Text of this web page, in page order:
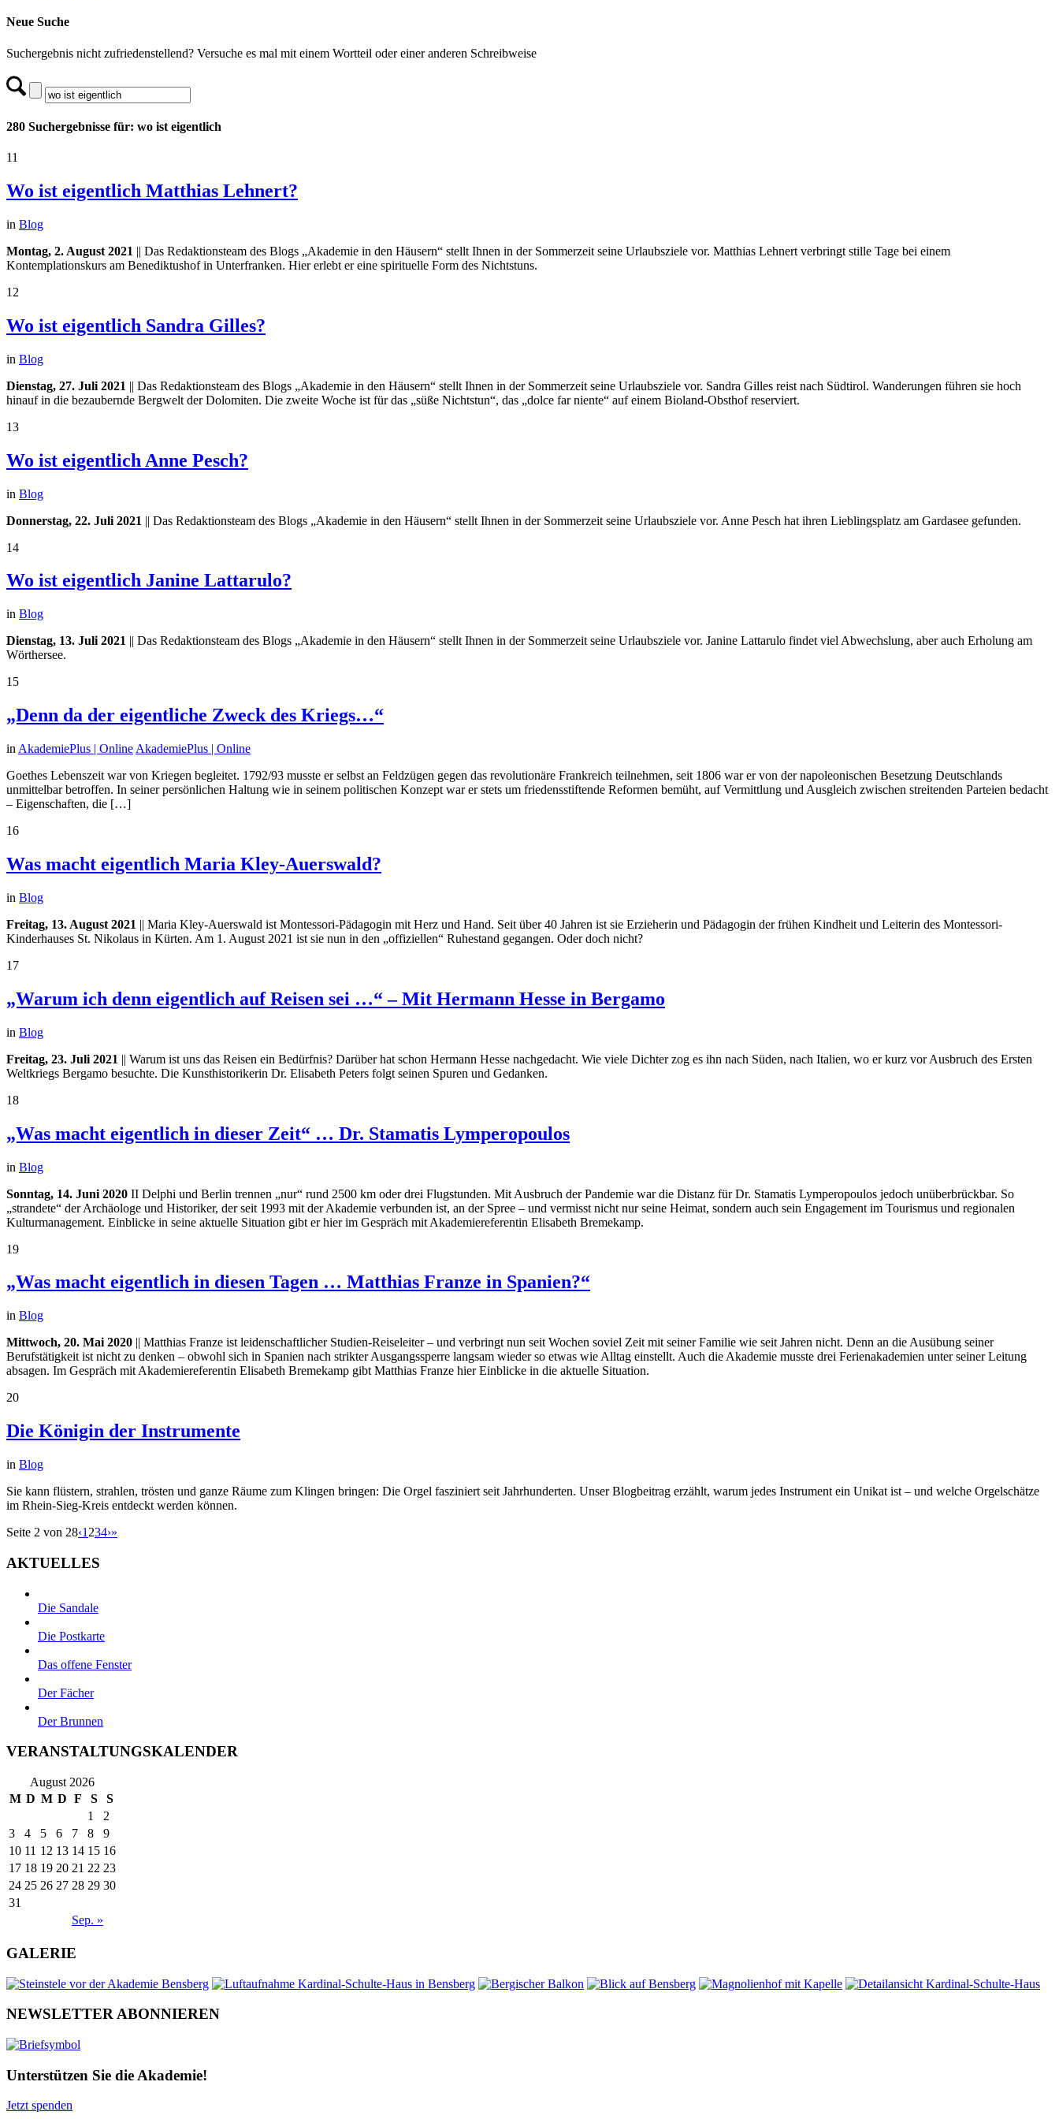
Neue Suche
Suchergebnis nicht zufriedenstellend? Versuche es mal mit einem Wortteil oder einer anderen Schreibweise
280 Suchergebnisse für: wo ist eigentlich
11
Wo ist eigentlich Matthias Lehnert?
in Blog
Montag, 2. August 2021 || Das Redaktionsteam des Blogs „Akademie in den Häusern“ stellt Ihnen in der Sommerzeit seine Urlaubsziele vor. Matthias Lehnert verbringt stille Tage bei einem
Kontemplationskurs am Benediktushof in Unterfranken. Hier erlebt er eine spirituelle Form des Nichtstuns.
12
Wo ist eigentlich Sandra Gilles?
in Blog
Dienstag, 27. Juli 2021 || Das Redaktionsteam des Blogs „Akademie in den Häusern“ stellt Ihnen in der Sommerzeit seine Urlaubsziele vor. Sandra Gilles reist nach Südtirol. Wanderungen führen sie hoch
hinauf in die bezaubernde Bergwelt der Dolomiten. Die zweite Woche ist für das „süße Nichtstun“, das „dolce far niente“ auf einem Bioland-Obsthof reserviert.
13
Wo ist eigentlich Anne Pesch?
in Blog
Donnerstag, 22. Juli 2021 || Das Redaktionsteam des Blogs „Akademie in den Häusern“ stellt Ihnen in der Sommerzeit seine Urlaubsziele vor. Anne Pesch hat ihren Lieblingsplatz am Gardasee gefunden.
14
Wo ist eigentlich Janine Lattarulo?
in Blog
Dienstag, 13. Juli 2021 || Das Redaktionsteam des Blogs „Akademie in den Häusern“ stellt Ihnen in der Sommerzeit seine Urlaubsziele vor. Janine Lattarulo findet viel Abwechslung, aber auch Erholung am
Wörthersee.
15
„Denn da der eigentliche Zweck des Kriegs…“
in AkademiePlus | Online AkademiePlus | Online
Goethes Lebenszeit war von Kriegen begleitet. 1792/93 musste er selbst an Feldzügen gegen das revolutionäre Frankreich teilnehmen, seit 1806 war er von der napoleonischen Besetzung Deutschlands
unmittelbar betroffen. In seiner persönlichen Haltung wie in seinem politischen Konzept war er stets um friedensstiftende Reformen bemüht, auf Vermittlung und Ausgleich zwischen streitenden Parteien bedacht
– Eigenschaften, die […]
16
Was macht eigentlich Maria Kley-Auerswald?
in Blog
Freitag, 13. August 2021 || Maria Kley-Auerswald ist Montessori-Pädagogin mit Herz und Hand. Seit über 40 Jahren ist sie Erzieherin und Pädagogin der frühen Kindheit und Leiterin des Montessori-
Kinderhauses St. Nikolaus in Kürten. Am 1. August 2021 ist sie nun in den „offiziellen“ Ruhestand gegangen. Oder doch nicht?
17
„Warum ich denn eigentlich auf Reisen sei …“ – Mit Hermann Hesse in Bergamo
in Blog
Freitag, 23. Juli 2021 || Warum ist uns das Reisen ein Bedürfnis? Darüber hat schon Hermann Hesse nachgedacht. Wie viele Dichter zog es ihn nach Süden, nach Italien, wo er kurz vor Ausbruch des Ersten
Weltkriegs Bergamo besuchte. Die Kunsthistorikerin Dr. Elisabeth Peters folgt seinen Spuren und Gedanken.
18
„Was macht eigentlich in dieser Zeit“ … Dr. Stamatis Lymperopoulos
in Blog
Sonntag, 14. Juni 2020 II Delphi und Berlin trennen „nur“ rund 2500 km oder drei Flugstunden. Mit Ausbruch der Pandemie war die Distanz für Dr. Stamatis Lymperopoulos jedoch unüberbrückbar. So
„strandete“ der Archäologe und Historiker, der seit 1993 mit der Akademie verbunden ist, an der Spree – und vermisst nicht nur seine Heimat, sondern auch sein Engagement im Tourismus und regionalen
Kulturmanagement. Einblicke in seine aktuelle Situation gibt er hier im Gespräch mit Akademiereferentin Elisabeth Bremekamp.
19
„Was macht eigentlich in diesen Tagen … Matthias Franze in Spanien?“
in Blog
Mittwoch, 20. Mai 2020 || Matthias Franze ist leidenschaftlicher Studien-Reiseleiter – und verbringt nun seit Wochen soviel Zeit mit seiner Familie wie seit Jahren nicht. Denn an die Ausübung seiner
Berufstätigkeit ist nicht zu denken – obwohl sich in Spanien nach strikter Ausgangssperre langsam wieder so etwas wie Alltag einstellt. Auch die Akademie musste drei Ferienakademien unter seiner Leitung
absagen. Im Gespräch mit Akademiereferentin Elisabeth Bremekamp gibt Matthias Franze hier Einblicke in die aktuelle Situation.
20
Die Königin der Instrumente
in Blog
Sie kann flüstern, strahlen, trösten und ganze Räume zum Klingen bringen: Die Orgel fasziniert seit Jahrhunderten. Unser Blogbeitrag erzählt, warum jedes Instrument ein Unikat ist – und welche Orgelschätze
im Rhein-Sieg-Kreis entdeckt werden können.
Seite 2 von 28‹1 234›»
AKTUELLES
Die Sandale
Die Postkarte
Das offene Fenster
Der Fächer
Der Brunnen
VERANSTALTUNGSKALENDER
August 2026
M D M D F S S
Sep. »
1
2
3
4 5 6 7 8
9
10 11 12 13 14 15 16
17 18 19 20 21 22 23
24 25 26 27 28 29 30
31
GALERIE
NEWSLETTER ABONNIEREN
Unterstützen Sie die Akademie!
Jetzt spenden